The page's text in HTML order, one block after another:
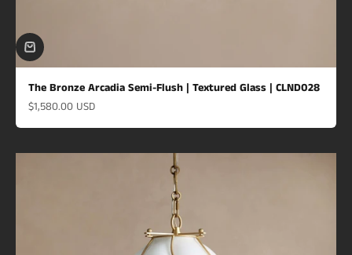
The Bronze Arcadia Semi-Flush | Textured Glass | CLND028
Prix de vente
$1,580.00 USD